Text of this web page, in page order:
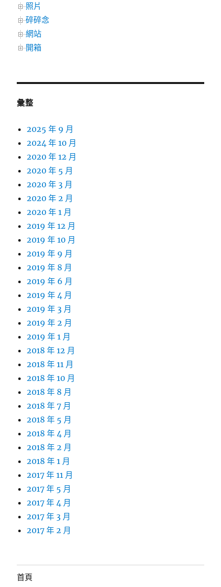
照片
碎碎念
網站
開箱
彙整
2025 年 9 月
2024 年 10 月
2020 年 12 月
2020 年 5 月
2020 年 3 月
2020 年 2 月
2020 年 1 月
2019 年 12 月
2019 年 10 月
2019 年 9 月
2019 年 8 月
2019 年 6 月
2019 年 4 月
2019 年 3 月
2019 年 2 月
2019 年 1 月
2018 年 12 月
2018 年 11 月
2018 年 10 月
2018 年 8 月
2018 年 7 月
2018 年 5 月
2018 年 4 月
2018 年 2 月
2018 年 1 月
2017 年 11 月
2017 年 5 月
2017 年 4 月
2017 年 3 月
2017 年 2 月
首頁